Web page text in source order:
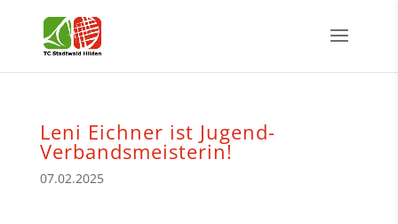
Leni Eichner ist Jugend-
Verbandsmeisterin!
07.02.2025